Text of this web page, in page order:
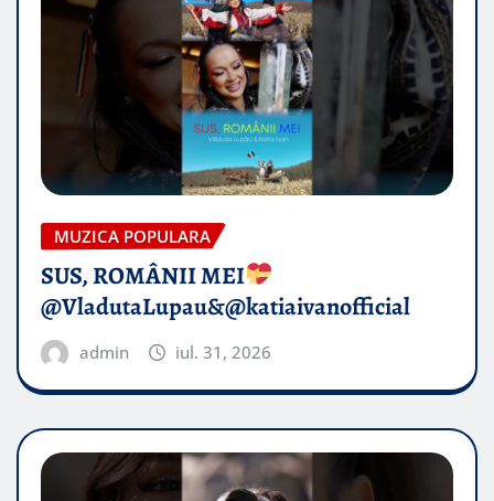
MUZICA POPULARA
SUS, ROMÂNII MEI
@VladutaLupau&@katiaivanofficial
admin iul. 31, 2026